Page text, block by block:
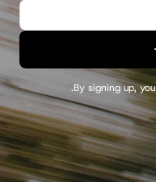
By signing up,
.